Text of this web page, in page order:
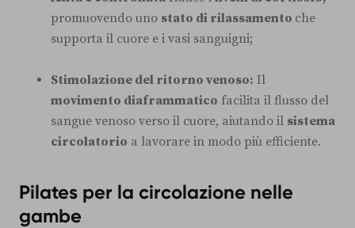
promuovendo uno stato di rilassamento che
supporta il cuore e i vasi sanguigni;
Stimolazione del ritorno venoso: Il
movimento diaframmatico facilita il flusso del
sangue venoso verso il cuore, aiutando il sistema
circolatorio a lavorare in modo più efficiente.
Pilates per la circolazione nelle
gambe